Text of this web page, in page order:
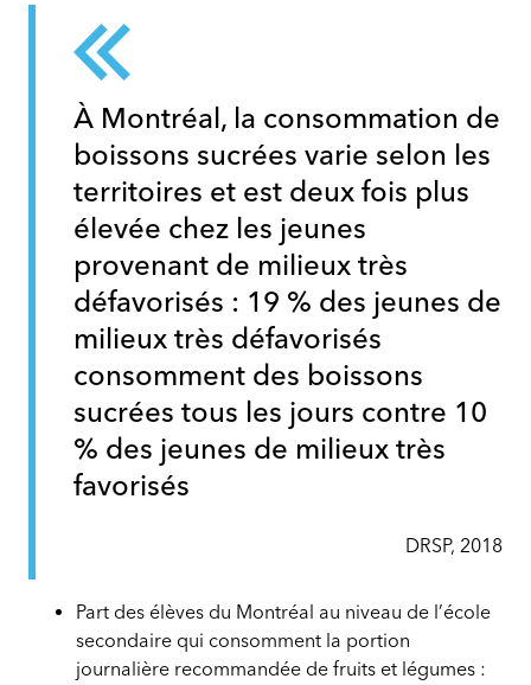
À Montréal, la consommation de
boissons sucrées varie selon les
territoires et est deux fois plus
élevée chez les jeunes
provenant de milieux très
défavorisés : 19 % des jeunes de
milieux très défavorisés
consomment des boissons
sucrées tous les jours contre 10
% des jeunes de milieux très
favorisés
DRSP, 2018
Part des élèves du Montréal au niveau de l’école
secondaire qui consomment la portion
journalière recommandée de fruits et légumes :